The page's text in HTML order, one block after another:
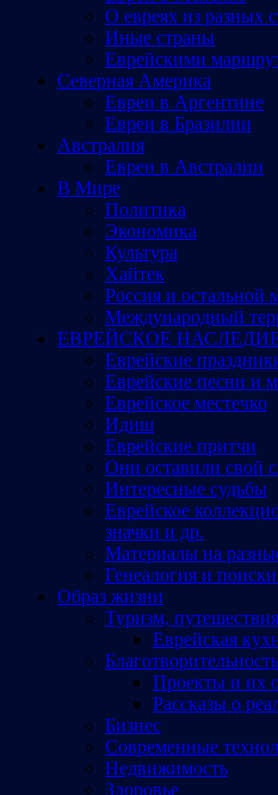
О евреях из разных
Иные страны
Еврейскими
Северная Америка
Евреи в Аргентине
Евреи в Бразилии
Австралия
Евреи в Австралии
В Мире
Политика
Экономика
Культура
Хайтек
Россия и остальной
Международный
ЕВРЕЙСКОЕ
Еврейские
Еврейские песни и
Еврейское местечко
Идиш
Еврейские притчи
Они оставили свой
Интересные судьбы
Еврейское
значки и др.
Материалы на
Генеалогия и
Образ жизни
Туризм,
Еврейская
Благотворительность
Проекты и их
Рассказы о
Бизнес
Современные
Недвижимость
Здоровье